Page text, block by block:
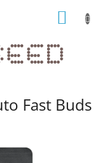
Fast Buds